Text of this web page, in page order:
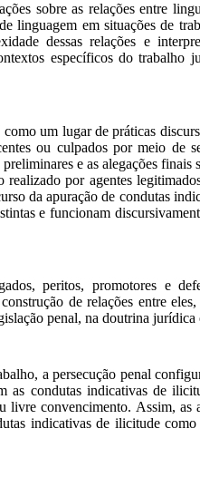
sobre as relações entre
linguagem em situações de
dessas relações e
específicos do trabalho
como um lugar de práticas
ou culpadospor meio de
preliminares e asalegações finais
por agentes
da apuração de condutas
e funcionam
peritos, promotores e
de relações entre eles,
penal, na doutrina
a persecução penal
as condutas indicativas de
livre convencimento. Assim, as
indicativas de ilicitude como